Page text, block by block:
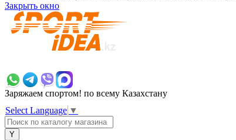
Закрыть окно
Заряжаем спортом! по всему Казахстану
Select Language ▼